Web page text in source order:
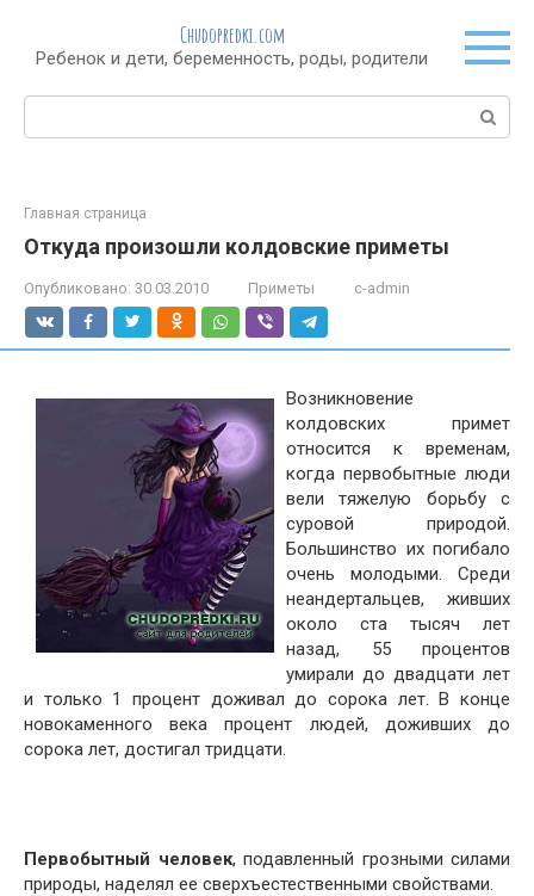
контенту
Chudopredki.com
Ребенок и дети, беременность, роды, родители
Поиск:
Главная страница
Откуда произошли колдовские приметы
Опубликовано: 30.03.2010 Приметы c-admin
Возникновение
колдовских примет
относится к вре­менам,
когда первобытные люди
вели тяжелую борьбу с
суровой природой.
Большинство их погибало
очень мо­лодыми. Среди
неандертальцев, живших
около ста тысяч лет
назад, 55 процентов
умирали до двадцати лет
и только 1 процент доживал до сорока лет. В конце
ново­каменного века процент людей, доживших до
сорока лет, достигал тридцати.
Первобытный человек, подавленный грозными сила­ми
природы, наделял ее сверхъестественными свойст­вами.